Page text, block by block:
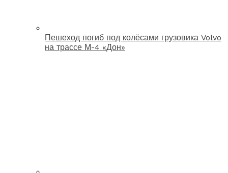
Пешеход погиб под колёсами грузовика Volvo
на трассе М-4 «Дон»